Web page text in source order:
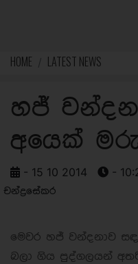
HOME LATEST NEWS
හජ්
අයෙක්
- 15 10 2014 -
චන්ද්‍රසේකර
මෙවර හජ් වන්දනාව
බලා ගිය පුද්ගලයන්